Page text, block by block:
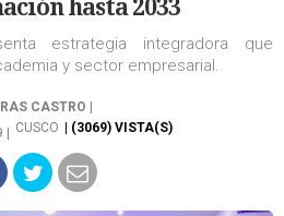
hasta 2033
estrategia integradora que
y sector empresarial.
CASTRO
CUSCO | (3069) VISTA(S)